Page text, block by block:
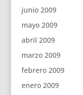
junio 2009
mayo 2009
abril 2009
marzo 2009
febrero 2009
enero 2009